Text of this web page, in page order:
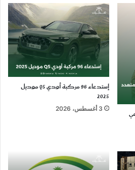
إستدعاء 96 مركبة أودي Q5 موديل
2025
3 أغسطس، 2026